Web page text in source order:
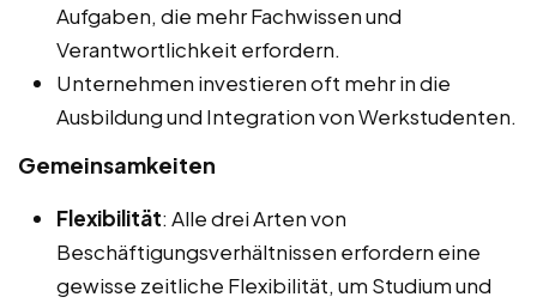
Aufgaben, die mehr Fachwissen und
Verantwortlichkeit erfordern.
Unternehmen investieren oft mehr in die
Ausbildung und Integration von Werkstudenten.
Gemeinsamkeiten
Flexibilität: Alle drei Arten von
Beschäftigungsverhältnissen erfordern eine
gewisse zeitliche Flexibilität, um Studium und